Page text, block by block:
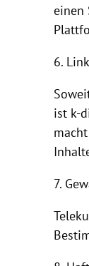
einen
6.
ist k-
7.